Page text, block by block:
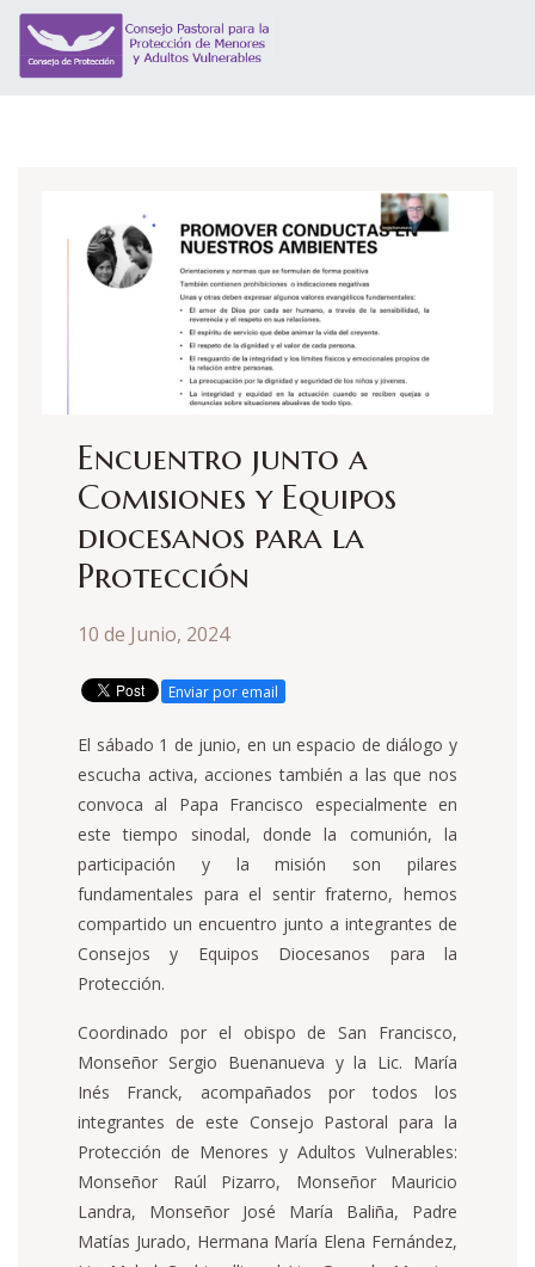
Encuentro junto a
Comisiones y Equipos
diocesanos para la
Protección
10 de Junio, 2024
Enviar por email
El sábado 1 de junio, en un espacio de diálogo y
escucha activa, acciones también a las que nos
convoca al Papa Francisco especialmente en
este tiempo sinodal, donde la comunión, la
participación y la misión son pilares
fundamentales para el sentir fraterno, hemos
compartido un encuentro junto a integrantes de
Consejos y Equipos Diocesanos para la
Protección.
Coordinado por el obispo de San Francisco,
Monseñor Sergio Buenanueva y la Lic. María
Inés Franck, acompañados por todos los
integrantes de este Consejo Pastoral para la
Protección de Menores y Adultos Vulnerables:
Monseñor Raúl Pizarro, Monseñor Mauricio
Landra, Monseñor José María Baliña, Padre
Matías Jurado, Hermana María Elena Fernández,